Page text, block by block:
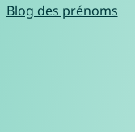
Blog des prénoms